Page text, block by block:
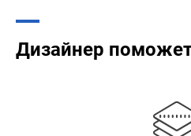
Дизайнер